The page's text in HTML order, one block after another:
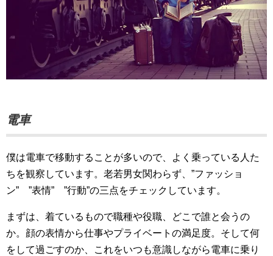
電車
僕は電車で移動することが多いので、よく乗っている人た
ちを観察しています。老若男女関わらず、”ファッショ
ン” ”表情” ”行動”の三点をチェックしています。
まずは、着ているもので職種や役職、どこで誰と会うの
か。顔の表情から仕事やプライベートの満足度。そして何
をして過ごすのか、これをいつも意識しながら電車に乗り